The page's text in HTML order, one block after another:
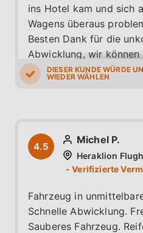
ins Hotel kam und sich
Wagens überaus
Besten Dank für die
Abwicklung, wir können
empfehlen
4.5
Michel P.
Heraklion
Fahrzeug in
Schnelle Abwicklung.
Sauberes Fahrzeug.